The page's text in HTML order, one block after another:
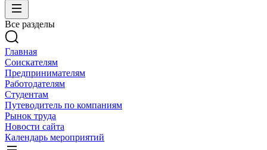
Все разделы
Главная
Соискателям
Предпринимателям
Работодателям
Студентам
Путеводитель по компаниям
Рынок труда
Новости сайта
Календарь мероприятий